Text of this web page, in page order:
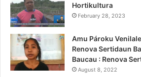
Hortikultura
February 28, 2023
Amu Pároku Venilale
Renova Sertidaun
Baucau : Renova
August 8, 2022